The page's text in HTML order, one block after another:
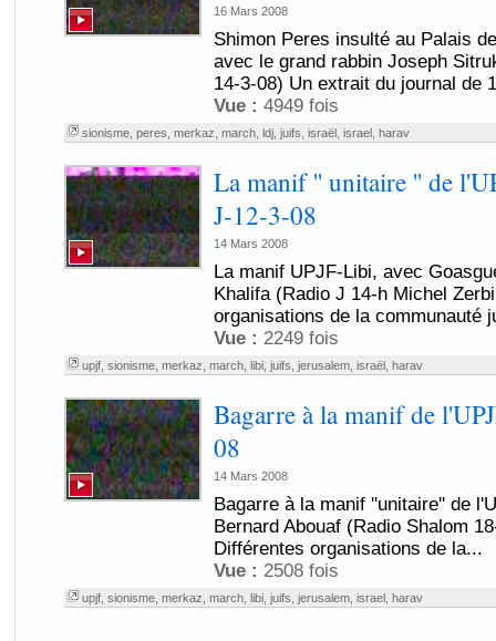
16 Mars 2008
Shimon Peres insulté au Palais
avec le grand rabbin Joseph
14-3-08) Un extrait du journal de
Vue : 4949 fois
sionisme, peres merkaz march, ldj, juifs israël, israel, harav
La manif '' unitaire '' de
J-12-3-08
14 Mars 2008
La manif UPJF-Libi, avec
Khalifa (Radio J 14-h Michel
organisations de la communauté
Vue : 2249 fois
upjf, sionisme, merkaz march, libi, juifs jerusalem, israël, harav
Bagarre à la manif de
08
14 Mars 2008
Bagarre à la manif ''unitaire'' de
Bernard Abouaf (Radio Shalom
Différentes organisations de la...
Vue : 2508 fois
upjf, sionisme, merkaz march, libi, juifs jerusalem, israel, harav